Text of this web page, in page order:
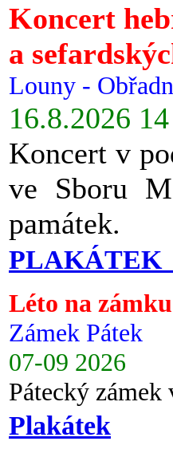
Koncert
a
Louny -
16.8.2026
Koncert v
ve Sboru
památek.
PLAKÁTEK
Léto na
Zámek Pátek
07-09 2026
Pátecký
Plakátek